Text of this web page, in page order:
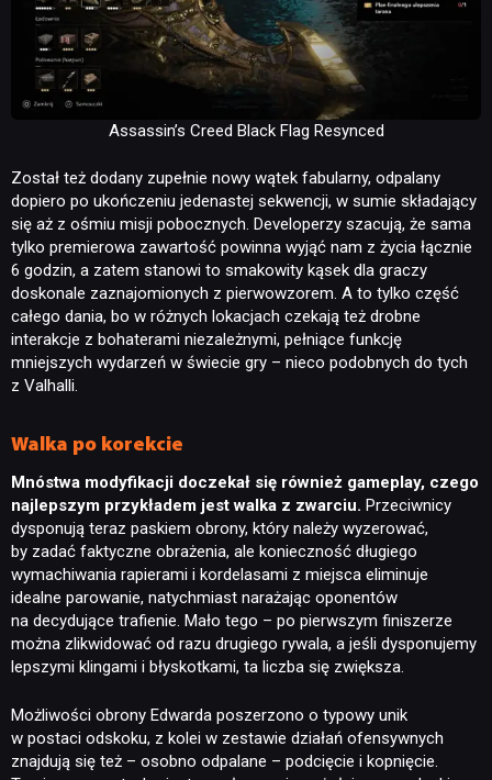
Assassin’s Creed Black Flag Resynced
Został też dodany zupełnie nowy wątek fabularny, odpalany
dopiero po ukończeniu jedenastej sekwencji, w sumie składający
się aż z ośmiu misji pobocznych. Developerzy szacują, że sama
tylko premierowa zawartość powinna wyjąć nam z życia łącznie
6 godzin, a zatem stanowi to smakowity kąsek dla graczy
doskonale zaznajomionych z pierwowzorem. A to tylko część
całego dania, bo w różnych lokacjach czekają też drobne
interakcje z bohaterami niezależnymi, pełniące funkcję
mniejszych wydarzeń w świecie gry – nieco podobnych do tych
z Valhalli.
Walka po korekcie
Mnóstwa modyfikacji doczekał się również gameplay, czego
najlepszym przykładem jest walka z zwarciu. Przeciwnicy
dysponują teraz paskiem obrony, który należy wyzerować,
by zadać faktyczne obrażenia, ale konieczność długiego
wymachiwania rapierami i kordelasami z miejsca eliminuje
idealne parowanie, natychmiast narażając oponentów
na decydujące trafienie. Mało tego – po pierwszym finiszerze
można zlikwidować od razu drugiego rywala, a jeśli dysponujemy
lepszymi klingami i błyskotkami, ta liczba się zwiększa.
Możliwości obrony Edwarda poszerzono o typowy unik
w postaci odskoku, z kolei w zestawie działań ofensywnych
znajdują się też – osobno odpalane – podcięcie i kopnięcie.